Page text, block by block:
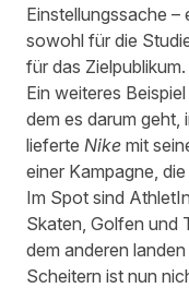
Einstellungssache –
sowohl für die
für das Zielpublikum.
Ein weiteres
dem es darum geht,
lieferte Nike mit
einer Kampagne,
Im Spot sind
Skaten, Golfen und
dem anderen
Scheitern ist nun